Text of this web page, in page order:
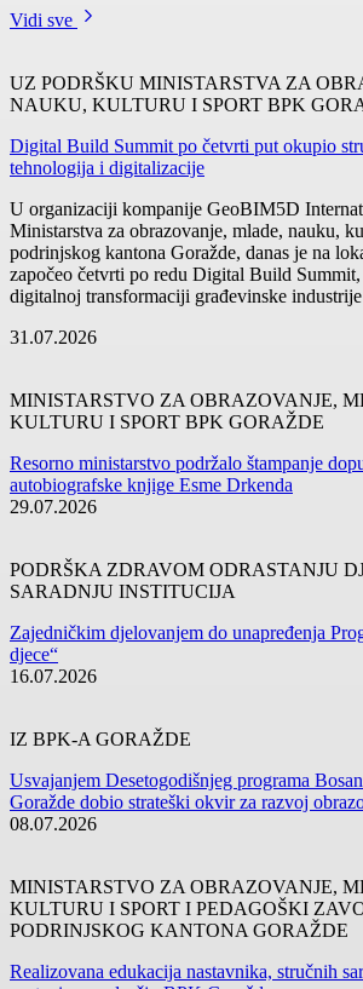
Vijesti
Vidi sve
UZ PODRŠKU MINISTARSTVA ZA
NAUKU, KULTURU I SPORT BPK
tehnologija i digitalizacije
U organizaciji kompanije GeoBIM5D
Ministarstva za obrazovanje, mlade, nauku,
podrinjskog kantona Goražde, danas je na
31.07.2026